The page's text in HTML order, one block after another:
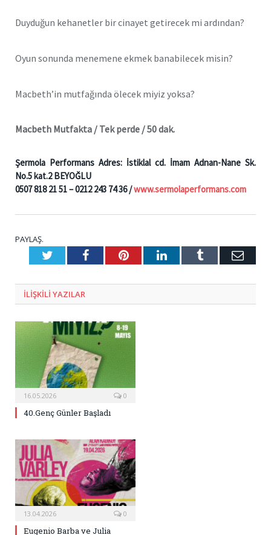
Duyduğun kehanetler bir cinayet getirecek mi ardından?
Oyun sonunda menemene ekmek banabilecek misin?
Macbeth’in mutfağında ölecek miyiz yoksa?
Macbeth Mutfakta / Tek perde / 50 dak.
Şermola Performans Adres: İstiklal cd. İmam Adnan-Nane Sk.
No.5 kat.2 BEYOĞLU
0507 818 21 51 – 0212 243 74 36 /www.sermolaperformans.com
PAYLAŞ.
TwitterFacebookPinterestLinkedInTumblr E-
ILIŞKILI YAZILAR
16.05.2026 0
40.Genç Günler Başladı
13.04.2026 0
Eugenio Barba ve Julia